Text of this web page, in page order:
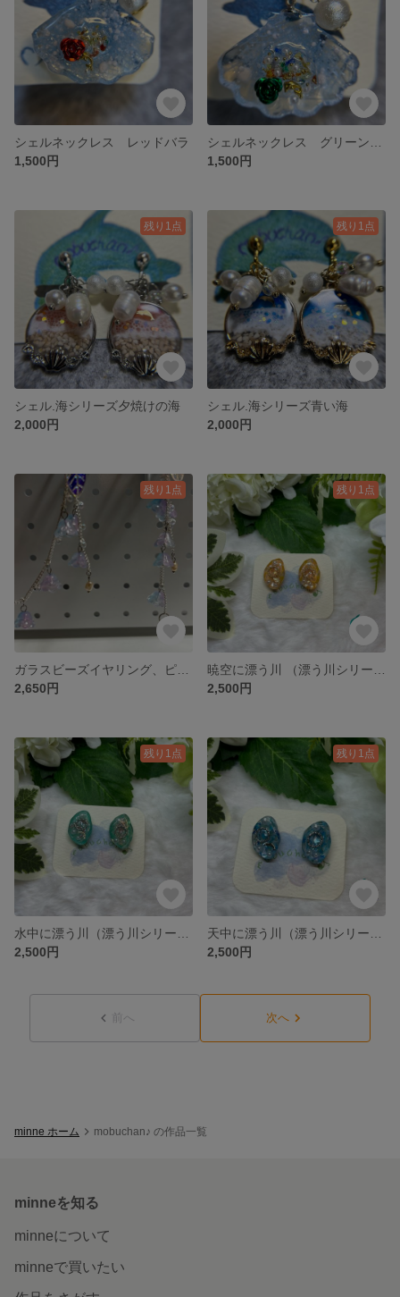
シェルネックレス レッドバラ
1,500円
1,500円
残り1点
シェル.海シリーズ夕焼けの海
2,000円
残り1点
シェル.海シリーズ青い海
2,000円
残り1点
2,650円
残り1点
2,500円
残り1点
2,500円
残り1点
2,500円
前へ 次へ
minne ホーム mobuchan♪ の作品一覧
minneを知る
minneについて
minneで買いたい